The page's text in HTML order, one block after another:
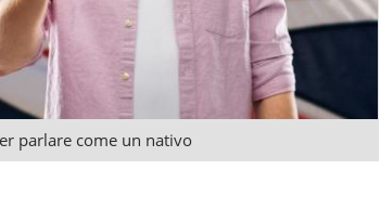
parlare come un nativo